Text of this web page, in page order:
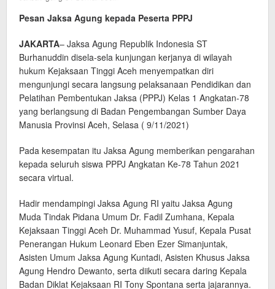
Pesan Jaksa Agung kepada Peserta PPPJ
JAKARTA– Jaksa Agung Republik Indonesia ST
Burhanuddin disela-sela kunjungan kerjanya di wilayah
hukum Kejaksaan Tinggi Aceh menyempatkan diri
mengunjungi secara langsung pelaksanaan Pendidikan dan
Pelatihan Pembentukan Jaksa (PPPJ) Kelas 1 Angkatan-78
yang berlangsung di Badan Pengembangan Sumber Daya
Manusia Provinsi Aceh, Selasa ( 9/11/2021)
Pada kesempatan itu Jaksa Agung memberikan pengarahan
kepada seluruh siswa PPPJ Angkatan Ke-78 Tahun 2021
secara virtual.
Hadir mendampingi Jaksa Agung RI yaitu Jaksa Agung
Muda Tindak Pidana Umum Dr. Fadil Zumhana, Kepala
Kejaksaan Tinggi Aceh Dr. Muhammad Yusuf, Kepala Pusat
Penerangan Hukum Leonard Eben Ezer Simanjuntak,
Asisten Umum Jaksa Agung Kuntadi, Asisten Khusus Jaksa
Agung Hendro Dewanto, serta diikuti secara daring Kepala
Badan Diklat Kejaksaan RI Tony Spontana serta jajarannya.